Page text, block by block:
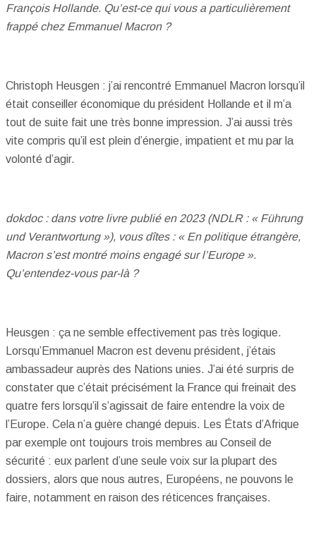
François Hollande. Qu’est-ce qui vous a particulièrement
frappé chez Emmanuel Macron ?
Christoph Heusgen : j’ai rencontré Emmanuel Macron lorsqu’il
était conseiller économique du président Hollande et il m’a
tout de suite fait une très bonne impression. J’ai aussi très
vite compris qu’il est plein d’énergie, impatient et mu par la
volonté d’agir.
dokdoc : dans votre livre publié en 2023 (NDLR : « Führung
und Verantwortung »), vous dîtes : « En politique étrangère,
Macron s’est montré moins engagé sur l’Europe ».
Qu’entendez-vous par-là ?
Heusgen : ça ne semble effectivement pas très logique.
Lorsqu’Emmanuel Macron est devenu président, j’étais
ambassadeur auprès des Nations unies. J’ai été surpris de
constater que c’était précisément la France qui freinait des
quatre fers lorsqu’il s’agissait de faire entendre la voix de
l’Europe. Cela n’a guère changé depuis. Les États d’Afrique
par exemple ont toujours trois membres au Conseil de
sécurité : eux parlent d’une seule voix sur la plupart des
dossiers, alors que nous autres, Européens, ne pouvons le
faire, notamment en raison des réticences françaises.